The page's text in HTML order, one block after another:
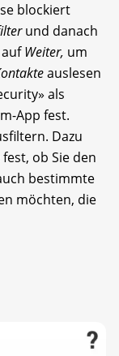
blockiert
und danach
Weiter, um
auslesen
als
App fest.
Dazu
ob Sie den
bestimmte
möchten, die